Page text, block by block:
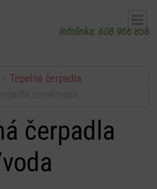
Infolinka: 608 966 856
Tepelná čerpadla
čerpadla